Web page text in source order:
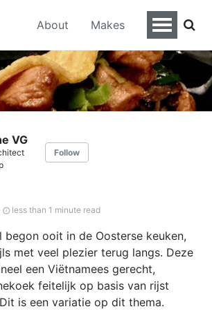
About Makes
VG
Follow
· less than 1 minute read
begon ooit in de Oosterse keuken,
met veel plezier terug langs. Deze
een Viëtnamees gerecht,
feitelijk op basis van rijst
is een variatie op dit thema.